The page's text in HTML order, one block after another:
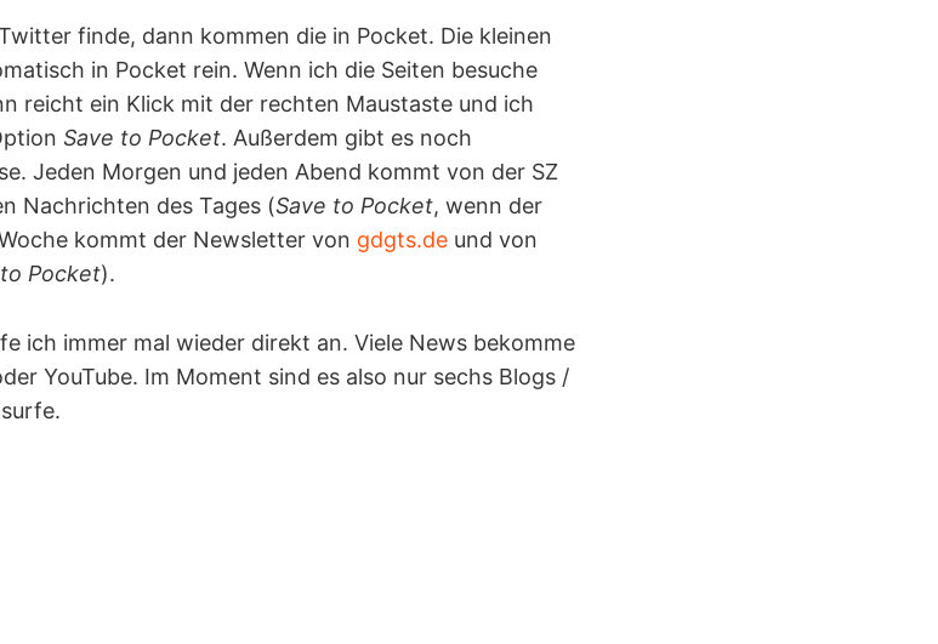
finde, dann kommen die in Pocket. Die kleinen
in Pocket rein. Wenn ich die Seiten besuche
reicht ein Klick mit der rechten Maustaste und ich
Save to Pocket. Außerdem gibt es noch
Jeden Morgen und jeden Abend kommt von der SZ
Nachrichten des Tages (Save to Pocket, wenn der
kommt der Newsletter von gdgts.de und von
Pocket).
ich immer mal wieder direkt an. Viele News bekomme
YouTube. Im Moment sind es also nur sechs Blogs /